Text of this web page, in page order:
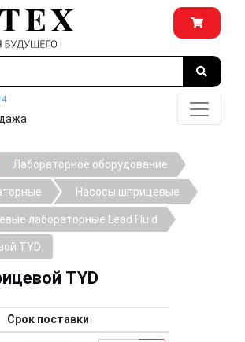
Лабораторное оборудование
Насосы шприцевые
лабораторные Lead Fluid
TYD
TYD
Срок поставки